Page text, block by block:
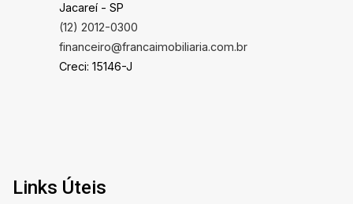
Jacareí - SP
(12) 2012-0300
financeiro@francaimobiliaria.com.br
Creci: 15146-J
Links Úteis